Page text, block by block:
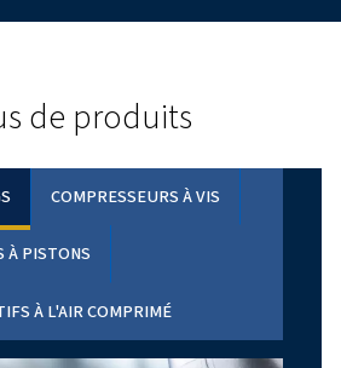
agréées FITEC et Ovity : découvrez ici
partenaires Worthington
au plus proche de vous.
PLUS